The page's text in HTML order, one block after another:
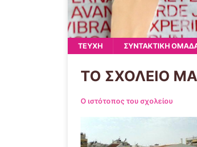
ΤΕΥΧΗ ΣΥΝΤΑΚΤΙΚΗ
ΤΟ ΣΧΟΛΕΙΟ
Ο ιστότοπος του σχολείου